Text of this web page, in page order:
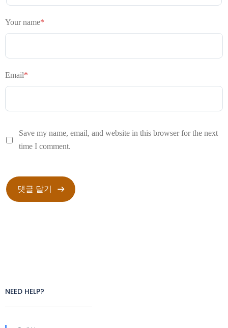
Your name*
Email*
Save my name, email, and website in this browser for the next
time I comment.
NEED HELP?